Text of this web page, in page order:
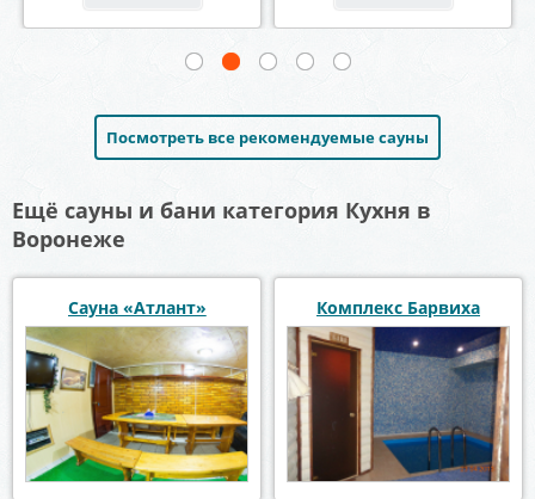
Посмотреть все рекомендуемые сауны
Ещё сауны и бани категория Кухня в
Воронеже
Сауна «Атлант» Комплекс Барвиха